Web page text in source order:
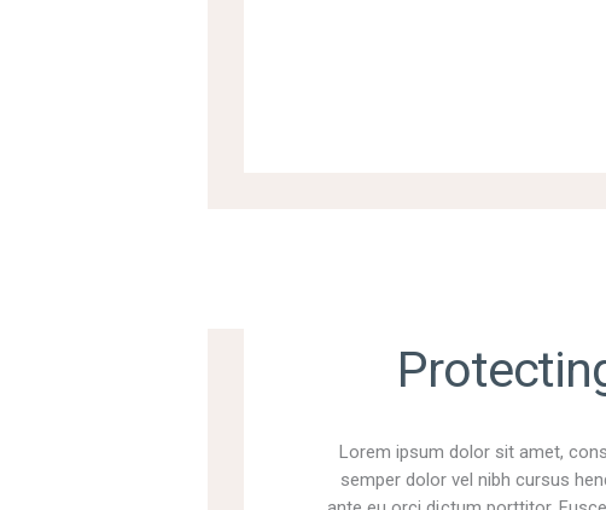
Lorem ipsum dolor sit amet,
semper dolor vel nibh cursus